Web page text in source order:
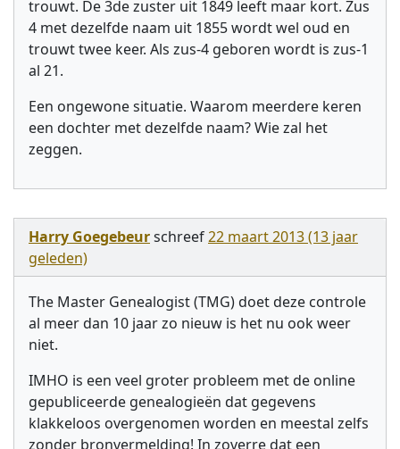
trouwt. De 3de zuster uit 1849 leeft maar kort. Zus
4 met dezelfde naam uit 1855 wordt wel oud en
trouwt twee keer. Als zus-4 geboren wordt is zus-1
al 21.
Een ongewone situatie. Waarom meerdere keren
een dochter met dezelfde naam? Wie zal het
zeggen.
Harry Goegebeurschreef22 maart 2013 (13 jaar
geleden)
The Master Genealogist (TMG) doet deze controle
al meer dan 10 jaar zo nieuw is het nu ook weer
niet.
IMHO is een veel groter probleem met de online
gepubliceerde genealogieën dat gegevens
klakkeloos overgenomen worden en meestal zelfs
zonder bronvermelding! In zoverre dat een